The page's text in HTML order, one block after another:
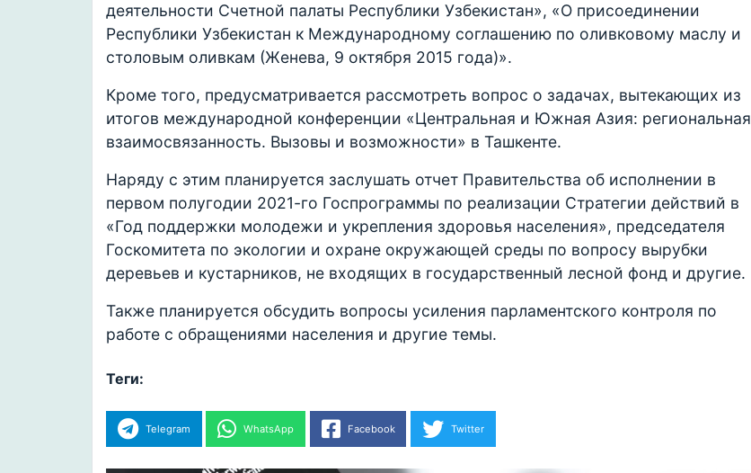
деятельности Счетной палаты Республики Узбекистан», «О присоединении
Республики Узбекистан к Международному соглашению по оливковому маслу и
столовым оливкам (Женева, 9 октября 2015 года)».
Кроме того, предусматривается рассмотреть вопрос о задачах, вытекающих из
итогов международной конференции «Центральная и Южная Азия: региональная
взаимосвязанность. Вызовы и возможности» в Ташкенте.
Наряду с этим планируется заслушать отчет Правительства об исполнении в
первом полугодии 2021-го Госпрограммы по реализации Стратегии действий в
«Год поддержки молодежи и укрепления здоровья населения», председателя
Госкомитета по экологии и охране окружающей среды по вопросу вырубки
деревьев и кустарников, не входящих в государственный лесной фонд и другие.
Также планируется обсудить вопросы усиления парламентского контроля по
работе с обращениями населения и другие темы.
Теги:
Telegram WhatsApp Facebook Twitter